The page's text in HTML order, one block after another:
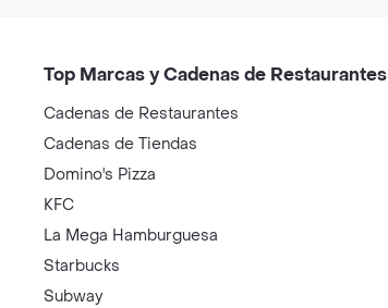
Top Marcas y Cadenas de Restaurantes
Cadenas de Restaurantes
Cadenas de Tiendas
Domino's Pizza
KFC
La Mega Hamburguesa
Starbucks
Subway